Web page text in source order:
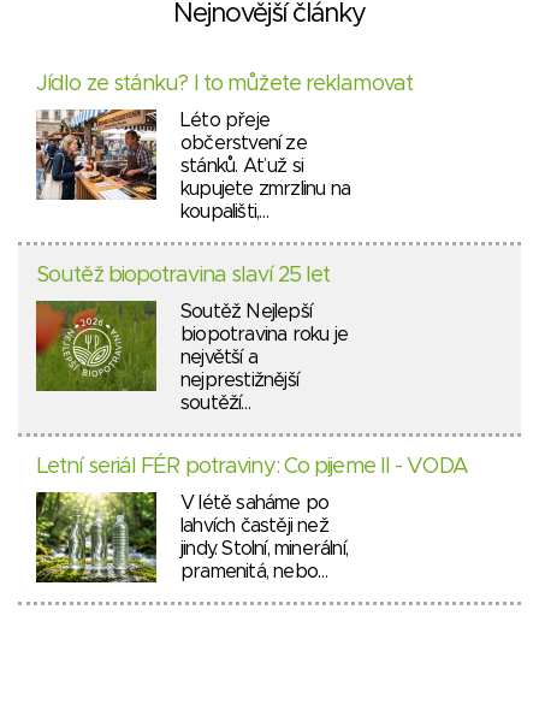
Nejnovější články
Jídlo ze stánku? I to můžete reklamovat
Léto přeje
občerstvení ze
stánků. Ať už si
kupujete zmrzlinu na
koupališti,…
Soutěž biopotravina slaví 25 let
Soutěž Nejlepší
biopotravina roku je
největší a
nejprestižnější
soutěží…
Letní seriál FÉR potraviny: Co pijeme II - VODA
V létě saháme po
lahvích častěji než
jindy. Stolní, minerální,
pramenitá, nebo…